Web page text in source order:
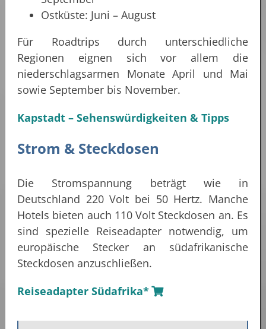
Ostküste: Juni – August
Für Roadtrips durch unterschiedliche
Regionen eignen sich vor allem die
niederschlagsarmen Monate April und Mai
sowie September bis November.
Kapstadt – Sehenswürdigkeiten & Tipps
Strom & Steckdosen
Die Stromspannung beträgt wie in
Deutschland 220 Volt bei 50 Hertz. Manche
Hotels bieten auch 110 Volt Steckdosen an. Es
sind spezielle Reiseadapter notwendig, um
europäische Stecker an südafrikanische
Steckdosen anzuschließen.
Reiseadapter Südafrika*